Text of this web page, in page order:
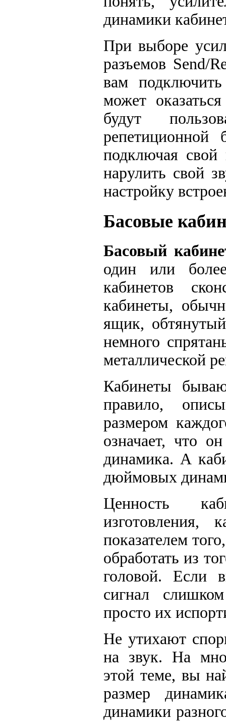
динамики
При выборе
разъемов Send/
вам
может
будут
подключая свой
нарулить свой
настройку
Басовые
Басовый
один или
кабинетов
кабинеты,
ящик,
немного
металлической
Кабинеты
правило,
размером
означает, что
динамика. А
дюймовых
Ценность
изготовления,
показателем
обработать из
головой. Если
сигнал
просто их
Не утихают
на звук. На
этой теме, вы
размер
динамики